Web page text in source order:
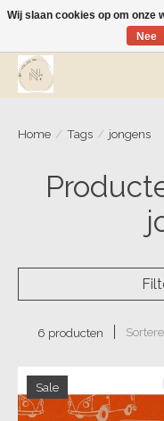
Wij zijn op vakantie! Vanaf
Home / Tags / jongens
6 producten
Sale
Wij slaan cookies op om onze
Nee